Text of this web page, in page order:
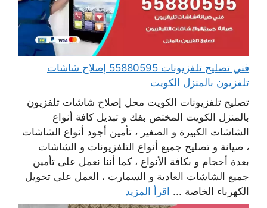
فني تصليح تلفزيونات 55880595 إصلاح شاشات
تلفزيون بالمنزل الكويت
تصليح تلفزيونات الكويت محل إصلاح شاشات تلفزيون
بالمنزل الكويت المختص بفك و تبديل كافة أنواع
الشاشات الكبيرة و الصغير ، تأمين أجود أنواع الشاشات
، صيانة و تصليح جميع أنواع التلفزيونات و الشاشات
بعدة أحجام و بكافة الأنواع ، كما أننا نعمل على تأمين
جميع الشاشات العادية و السمارت ، العمل على تحويل
الكهرباء الخاصة ... اقرأ المزيد